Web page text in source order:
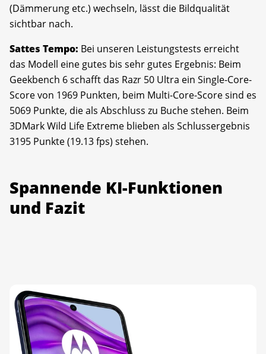
(Dämmerung etc.) wechseln, lässt die Bildqualität
sichtbar nach.
Sattes Tempo: Bei unseren Leistungstests erreicht
das Modell eine gutes bis sehr gutes Ergebnis: Beim
Geekbench 6 schafft das Razr 50 Ultra ein Single-Core-
Score von 1969 Punkten, beim Multi-Core-Score sind es
5069 Punkte, die als Abschluss zu Buche stehen. Beim
3DMark Wild Life Extreme blieben als Schlussergebnis
3195 Punkte (19.13 fps) stehen.
Spannende KI-Funktionen
und Fazit